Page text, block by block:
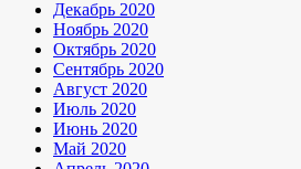
Декабрь 2020
Ноябрь 2020
Октябрь 2020
Сентябрь 2020
Август 2020
Июль 2020
Июнь 2020
Май 2020